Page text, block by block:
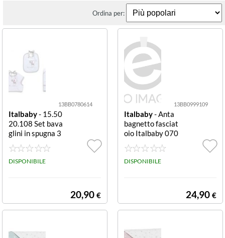
Ordina per:
13BB0780614
Italbaby- 15.50
20.108 Set bava
glini in spugna 3
pezzi Grey Set b
avaglini Italbab
y 15 5020 108
DISPONIBILE
20,90 €
13BB0999109
Italbaby- Anta
bagnetto fasciat
oio Italbaby 070
8410 01 DOMI
NO quadra Natu
rale quadra
DISPONIBILE
24,90 €